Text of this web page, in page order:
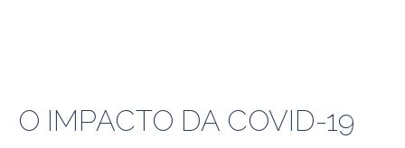
O IMPACTO DA COVID-19